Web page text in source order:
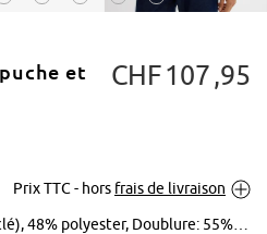
agrandir
et
CHF107 95
Prix TTC - hors frais de livraison
45% polyester (recyclé), Rembourrage: 100% polyester (recyclé)